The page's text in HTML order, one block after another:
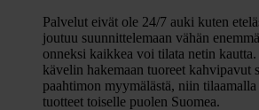
Palvelut eivät ole 24/7 auki kuten
joutuu suunnittelemaan vähän
onneksi kaikkea voi tilata netin
kävelin hakemaan tuoreet kahvipavut
paahtimon myymälästä, niin tilaamalla
tuotteet toiselle puolen Suomea.